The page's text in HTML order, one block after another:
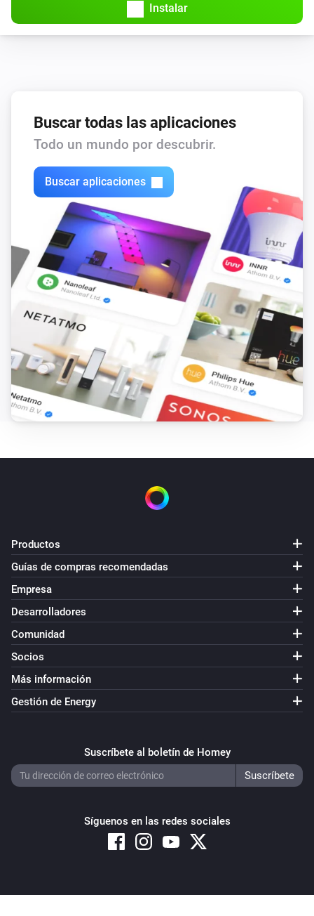
Heater
Apagado
Light
Encendido
Light
Apagado
Light
La intensidad de la luz ha cambiado
Motionsensor
La alarma de movimiento se ha activado
Motionsensor
La alarma de movimiento se ha desactivado
Motionsensor
El nivel de la batería ha cambiado
Smokesensor
La alarma de humo se ha activado
Smokesensor
La alarma de humo se ha desactivado
El nivel de la batería ha cambiado
socket
Apagado
socket
La potencia ha cambiado
Instalar
Buscar todas las aplicaciones
Todo un mundo por descubrir.
Buscar aplicaciones
Productos
Guías de compras recomendadas
Empresa
Desarrolladores
Comunidad
Socios
Más información
Gestión de Energy
Suscríbete al boletín de Homey
Síguenos en las redes sociales